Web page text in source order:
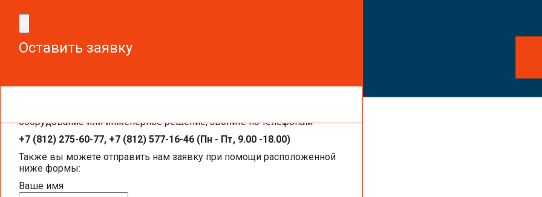
Оставить заявку
оборудование или инженерное решение, звоните по телефонам:
+7 (812) 275-60-77, +7 (812) 577-16-46 (Пн - Пт, 9.00 -18.00)
Также вы можете отправить нам заявку при помощи расположенной
ниже формы:
Ваше имя
Оставить заявку
Общая информация BELIMO